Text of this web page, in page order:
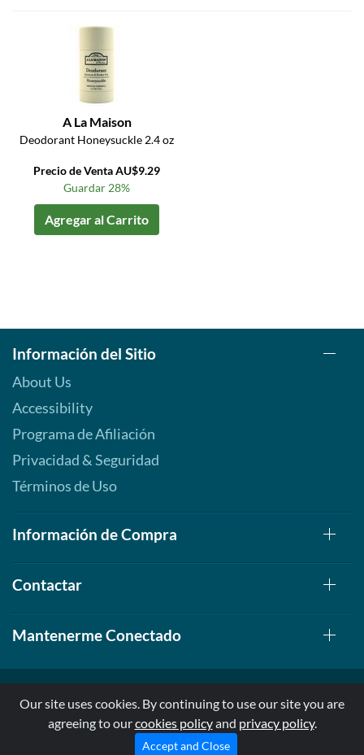
A La Maison
Deodorant Honeysuckle 2.4 oz
Precio de Venta AU$9.29
Guardar 28%
Agregar al Carrito
Información del Sitio
About Us
Accessibility
Programa de Afiliación
Privacidad & Seguridad
Términos de Uso
Información de Compra
Contactar
Mantenerme Conectado
© 1999-2026, AllStarHealth.com | All Rights Reserved
* Estas declaraciones no han sido evaluadas por la FDA
Our site uses cookies. By continuing to use our site you are
agreeing to ourcookies policyand privacy policy.
Accept and Close